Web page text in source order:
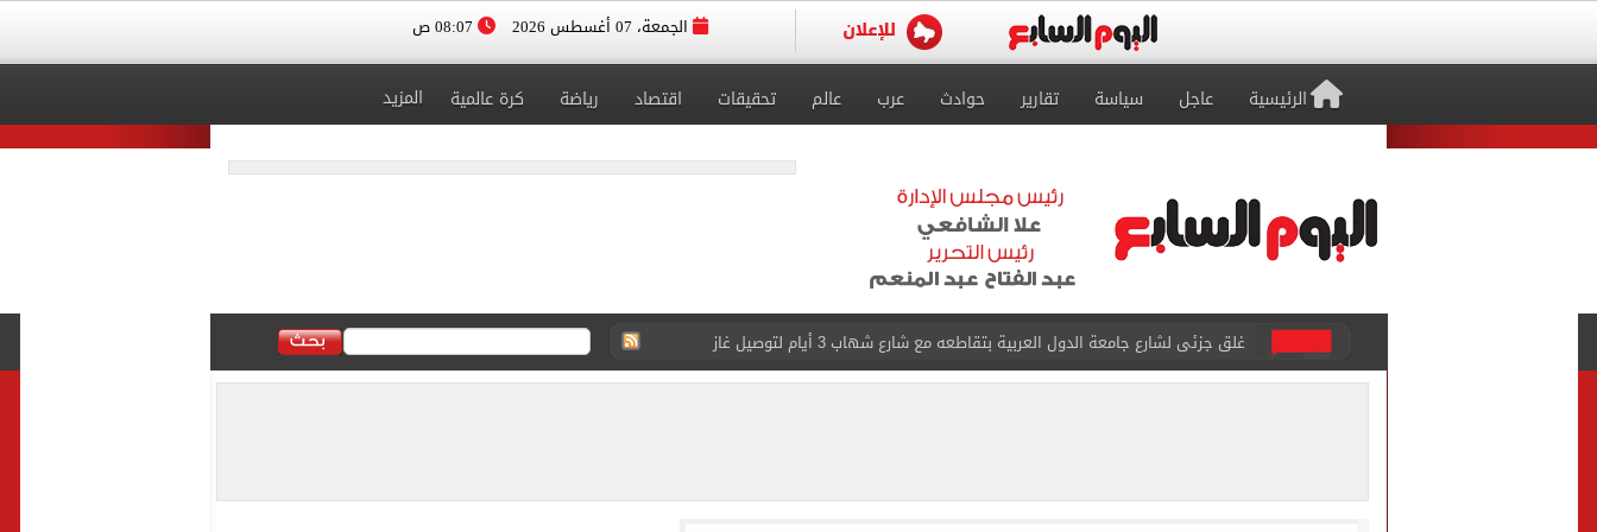
الجمعة، 07 أغسطس 2026
الرئيسية عاجل سياسة تقارير حوادث عرب عالم تحقيقات اقتصاد رياضة كرة عالمية المزيد
غلق جزئى لشارع جامعة الدول العربية بتقاطعه مع شارع شهاب 3 أيام لتوصيل غاز
عمرو دياب يدخل موسوعة جينيس بعد تصدره قائمة بيلبورد عربية لـ68 أسبوعا
أسعار الذهب في مصر تتراجع.. وعيار 21 يسجل هذا الرقم